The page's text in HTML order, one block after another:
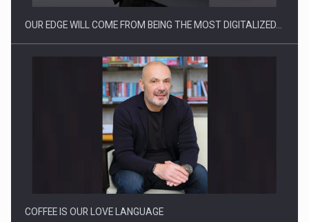
Proteinmaxxing and the Future of Protein Demand
OUR EDGE WILL COME FROM BEING THE MOST DIGITALIZED…
COFFEE IS OUR LOVE LANGUAGE